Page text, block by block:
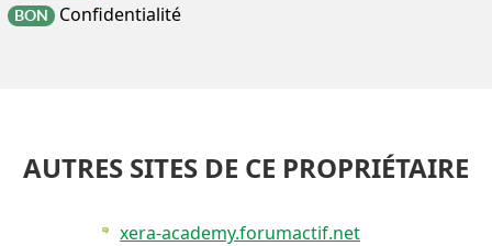
BON Confidentialité
AUTRES SITES DE CE PROPRIÉTAIRE
xera-academy.forumactif.net